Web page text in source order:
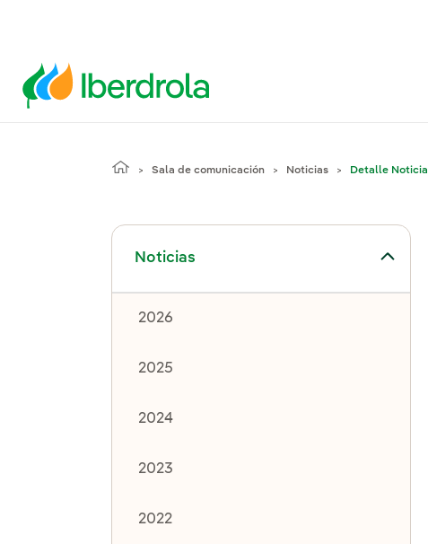
Sala de comunicación Noticias Detalle Noticia
Noticias
Alternar el submenú para Noticias
2026
2025
2024
2023
2022